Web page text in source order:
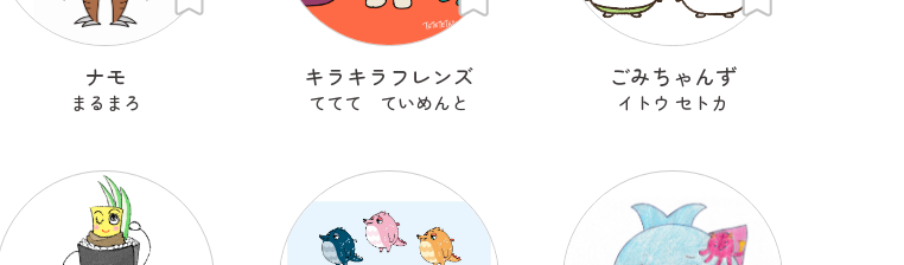
ナモ
まるまろ
キラキラフレンズ
ててて ていめんと
ごみちゃんず
イトウ セトカ